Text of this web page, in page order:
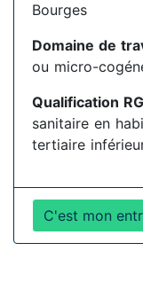
Bourges
Domaine de
ou micro-
Qualification
sanitaire en
tertiaire
C'est mon